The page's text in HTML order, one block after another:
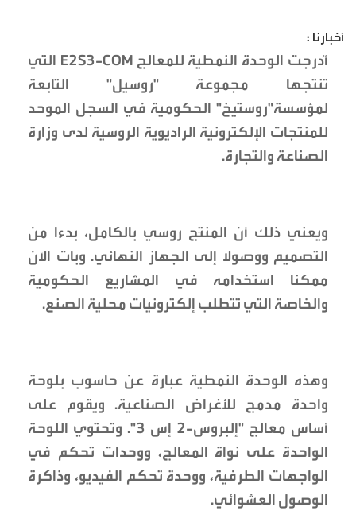
أخبارنا :
أُدرجت الوحدة النمطية للمعالج E2S3-COM التي
تنتجها مجموعة "روسيل" التابعة
لمؤسسة"روستيخ" الحكومية في السجل الموحد
للمنتجات الإلكترونية الراديوية الروسية لدى وزارة
الصناعة والتجارة.
ويعني ذلك أن المنتَج روسي بالكامل، بدءا من
التصميم ووصولا إلى الجهاز النهائي. وبات الآن
ممكنا استخدامه في المشاريع الحكومية
والخاصة التي تتطلب إلكترونيات محلية الصنع.
وهذه الوحدة النمطية عبارة عن حاسوب بلوحة
واحدة مدمج للأغراض الصناعية. ويقوم على
أساس معالج "إلبروس-2 إس 3". وتحتوي اللوحة
الواحدة على نواة المعالج، ووحدات تحكم في
الواجهات الطرفية، ووحدة تحكم الفيديو، وذاكرة
الوصول العشوائي.